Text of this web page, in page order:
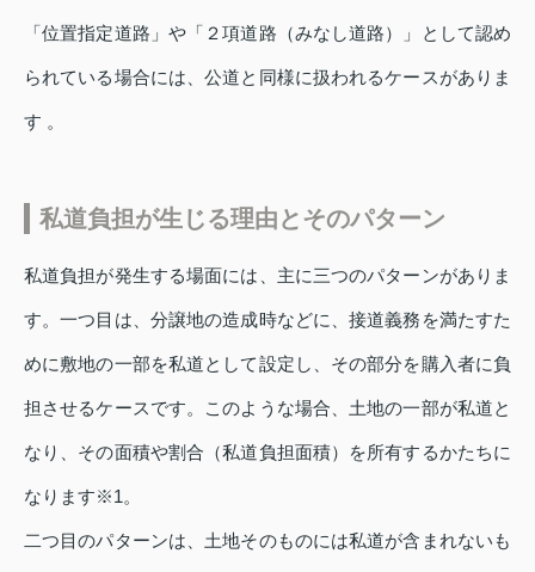
「位置指定道路」や「２項道路（みなし道路）」として認め
られている場合には、公道と同様に扱われるケースがありま
す 。
私道負担が生じる理由とそのパターン
私道負担が発生する場面には、主に三つのパターンがありま
す。一つ目は、分譲地の造成時などに、接道義務を満たすた
めに敷地の一部を私道として設定し、その部分を購入者に負
担させるケースです。このような場合、土地の一部が私道と
なり、その面積や割合（私道負担面積）を所有するかたちに
なります※1。
二つ目のパターンは、土地そのものには私道が含まれないも